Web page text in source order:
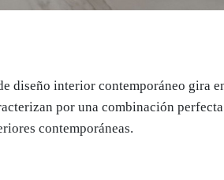
diseño interior contemporáneo gira
por una combinación
contemporáneas.